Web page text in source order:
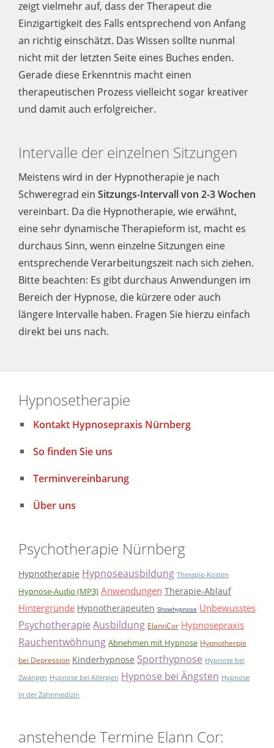
zeigt vielmehr auf, dass der Therapeut die
Einzigartigkeit des Falls entsprechend von Anfang
an richtig einschätzt. Das Wissen sollte nunmal
nicht mit der letzten Seite eines Buches enden.
Gerade diese Erkenntnis macht einen
therapeutischen Prozess vielleicht sogar kreativer
und damit auch erfolgreicher.
Intervalle der einzelnen Sitzungen
Meistens wird in der Hypnotherapie je nach
Schweregrad ein Sitzungs-Intervall von 2-3 Wochen
vereinbart. Da die Hypnotherapie, wie erwähnt,
eine sehr dynamische Therapieform ist, macht es
durchaus Sinn, wenn einzelne Sitzungen eine
entsprechende Verarbeitungszeit nach sich ziehen.
Bitte beachten: Es gibt durchaus Anwendungen im
Bereich der Hypnose, die kürzere oder auch
längere Intervalle haben. Fragen Sie hierzu einfach
direkt bei uns nach.
Hypnosetherapie
Kontakt Hypnosepraxis Nürnberg
So finden Sie uns
Terminvereinbarung
Über uns
Psychotherapie Nürnberg
Hypnotherapie Hypnoseausbildung Therapie-Kosten
Hypnose-Audio (MP3) Anwendungen Therapie-Ablauf
Hintergründe Hypnotherapeuten Showhypnose Unbewusstes
Psychotherapie Ausbildung ElannCor Hypnosepraxis
Rauchentwöhnung Abnehmen mit Hypnose Hypnotherpie
bei Depression Kinderhypnose Sporthypnose Hypnose bei
Zwängen Hypnose bei Allergien Hypnose bei Ängsten Hypnose
in der Zahnmedizin
anstehende Termine Elann Cor: